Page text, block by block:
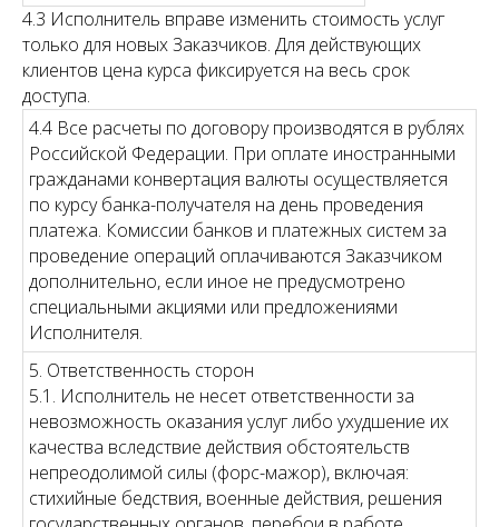
4.3 Исполнитель вправе изменить стоимость услуг
только для новых Заказчиков. Для действующих
клиентов цена курса фиксируется на весь срок
доступа.
4.4 Все расчеты по договору производятся в рублях
Российской Федерации. При оплате иностранными
гражданами конвертация валюты осуществляется
по курсу банка-получателя на день проведения
платежа. Комиссии банков и платежных систем за
проведение операций оплачиваются Заказчиком
дополнительно, если иное не предусмотрено
специальными акциями или предложениями
Исполнителя.
5. Ответственность сторон
5.1. Исполнитель не несет ответственности за
невозможность оказания услуг либо ухудшение их
качества вследствие действия обстоятельств
непреодолимой силы (форс-мажор), включая:
стихийные бедствия, военные действия, решения